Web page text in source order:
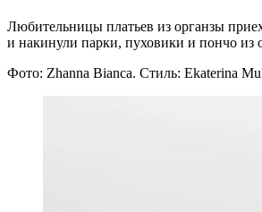
Любительницы платьев из органзы
и накинули парки, пуховики и пончо из
Фото: Zhanna Bianca. Стиль: Ekaterina